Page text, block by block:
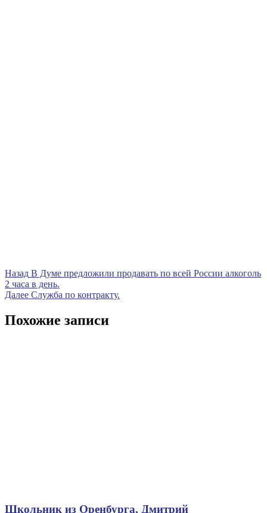
Навигация
по
Назад Предыдущая
запись
В Думе предложили продавать по всей России алкоголь
2 часа в день.
Далее Следующая
Служба по контракту.
Похожие записи
Школьник из Оренбурга, Дмитрий